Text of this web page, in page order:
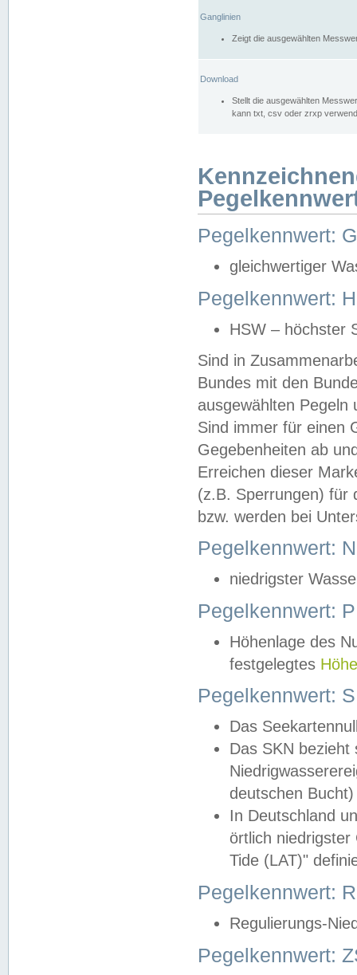
Ganglinien
Zeigt die ausgewählten
Download
Stellt die ausgewählten
kann txt, csv oder zrxp
Pegelkennwert:
gleichwertiger
Pegelkennwert:
HSW – höchster
Sind in
Bundes mit den
ausgewählten
Sind immer für einen
Gegebenheiten ab
Erreichen dieser
(z.B. Sperrungen) für
bzw. werden bei
Pegelkennwert:
niedrigster
Pegelkennwert:
Höhenlage des
festgelegtes
Pegelkennwert:
Das
Das SKN
deutschen
In Deutschland
örtlich
Tide (LAT)"
Pegelkennwert:
Regulierungs-
Pegelkennwert: